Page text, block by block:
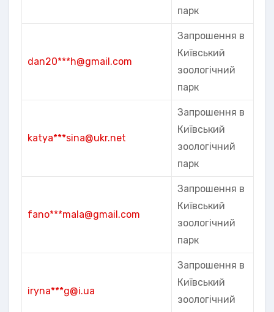
парк
dan20***h@gmail.com
Запрошення в
Київський
зоологічний
парк
katya***sina@ukr.net
Запрошення в
Київський
зоологічний
парк
fano***mala@gmail.com
Запрошення в
Київський
зоологічний
парк
iryna***g@i.ua
Запрошення в
Київський
зоологічний